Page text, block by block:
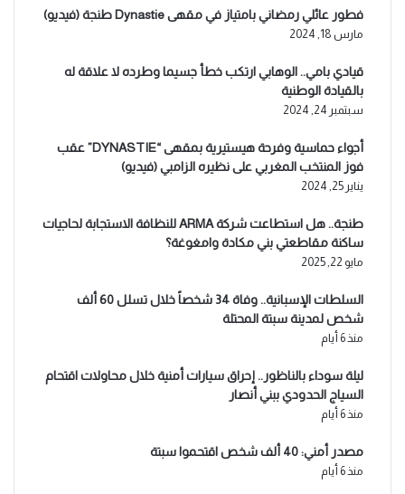
فطور عائلي رمضاني بامتياز في مقهى Dynastie طنجة (فيديو)
مارس 18, 2024
قيادي بامي.. الوهابي ارتكب خطأ جسيما وطرده لا علاقة له
بالقيادة الوطنية
سبتمبر 24, 2024
أجواء حماسية وفرحة هيستيرية بمقهى “DYNASTIE” عقب
فوز المنتخب المغربي على نظيره الزامبي (فيديو)
يناير 25, 2024
طنجة.. هل استطاعت شركة ARMA للنظافة الاستجابة لحاجيات
ساكنة مقاطعتي بني مكادة وامغوغة؟
مايو 22, 2025
السلطات الإسبانية.. وفاة 34 شخصاً خلال تسلل 60 ألف
شخص لمدينة سبتة المحتلة
منذ 6 أيام
ليلة سوداء بالناظور.. إحراق سيارات أمنية خلال محاولات اقتحام
السياج الحدودي ببني أنصار
منذ 6 أيام
مصدر أمني: 40 ألف شخص اقتحموا سبتة
منذ 6 أيام